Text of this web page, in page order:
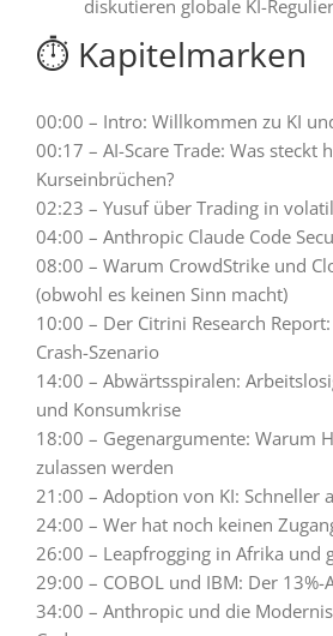
diskutieren globale KI-
⏱️ Kapitelmarken
00:00 – Intro: Willkommen zu KI
00:17 – AI-Scare Trade: Was steckt
Kurseinbrüchen?
02:23 – Yusuf über Trading in
04:00 – Anthropic Claude Code
08:00 – Warum CrowdStrike und
(obwohl es keinen Sinn macht)
10:00 – Der Citrini Research
Crash-Szenario
14:00 – Abwärtsspiralen:
und Konsumkrise
18:00 – Gegenargumente: Warum
zulassen werden
21:00 – Adoption von KI: Schneller
24:00 – Wer hat noch keinen
26:00 – Leapfrogging in Afrika und
29:00 – COBOL und IBM: Der
34:00 – Anthropic und die